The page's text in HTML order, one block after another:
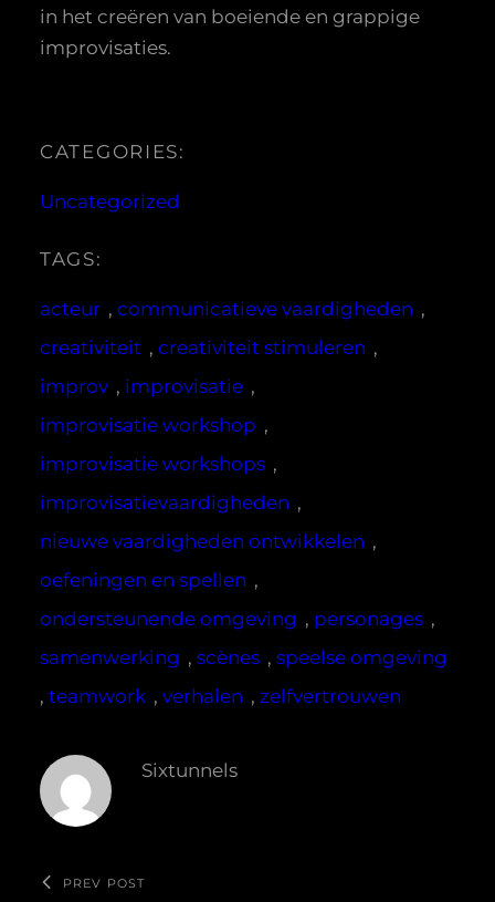
in het creëren van boeiende en grappige
improvisaties.
CATEGORIES:
Uncategorized
TAGS:
acteur , communicatieve vaardigheden ,
creativiteit , creativiteit stimuleren ,
improv , improvisatie ,
improvisatie workshop ,
improvisatie workshops ,
improvisatievaardigheden ,
nieuwe vaardigheden ontwikkelen ,
oefeningen en spellen ,
ondersteunende omgeving , personages ,
samenwerking , scènes , speelse omgeving
, teamwork , verhalen , zelfvertrouwen
Sixtunnels
PREV POST